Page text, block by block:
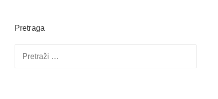
Pretraga